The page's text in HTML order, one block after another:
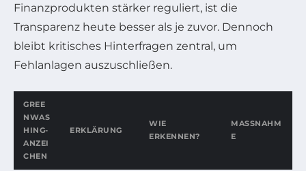
Finanzprodukten stärker reguliert, ist die
Transparenz heute besser als je zuvor. Dennoch
bleibt kritisches Hinterfragen zentral, um
Fehlanlagen auszuschließen.
GREE
NWAS
HING-
ANZEI
CHEN
ERKLÄRUNG
WIE
ERKENNEN?
MASSNAHME